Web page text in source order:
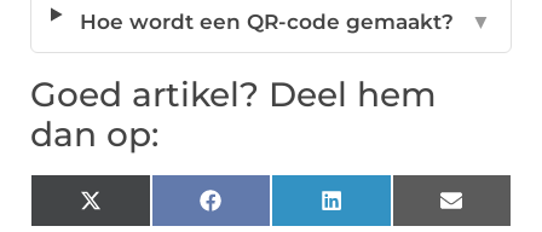
Hoe wordt een QR-code gemaakt? ▼
Goed artikel? Deel hem
dan op:
X
Facebook LinkedIn Email